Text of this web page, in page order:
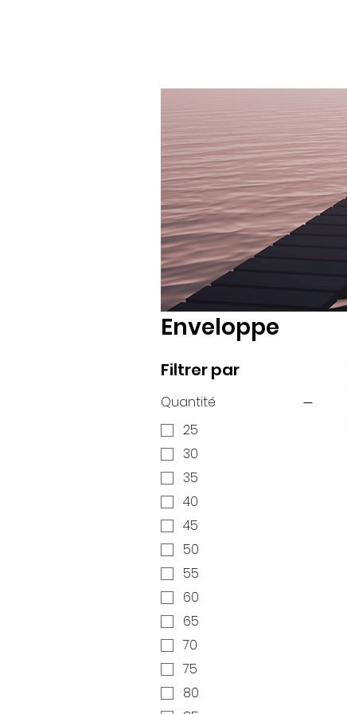
Enveloppe
Filtrer par
Quantité
25
30
35
40
45
50
55
60
65
70
75
80